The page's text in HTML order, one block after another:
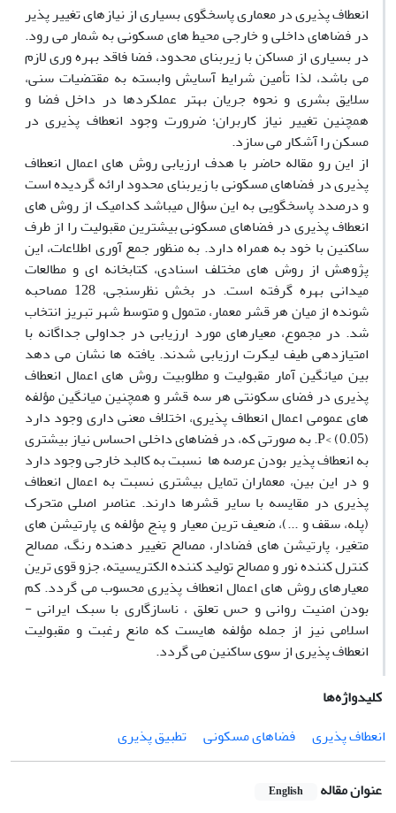
انعطاف پذیری در معماری پاسخگوی بسیاری از نیازهای تغییر پذیر
در فضاهای داخلی و خارجی محیط های مسکونی به شمار می رود.
در بسیاری از مساکن با زیربنای محدود، فضا فاقد بهره وری لازم
می باشد، لذا تأمین شرایط آسایش وابسته به مقتضیات سنی،
سلایق بشری و نحوه جریان بهتر عملکردها در داخل فضا و
همچنین تغییر نیاز کاربران؛ ضرورت وجود انعطاف پذیری در
مسکن را آشکار می سازد.
از این رو مقاله حاضر با هدف ارزیابی روش های اعمال انعطاف
پذیری در فضاهای مسکونی با زیربنای محدود ارائه گردیده است
و درصدد پاسخگویی به این سؤال میباشد کدامیک از روش های
انعطاف پذیری در فضاهای مسکونی بیشترین مقبولیت را از طرف
ساکنین با خود به همراه دارد. به منظور جمع آوری اطلاعات، این
پژوهش از روش های مختلف اسنادی، کتابخانه ای و مطالعات
میدانی بهره گرفته است. در بخش نظرسنجی، 128 مصاحبه
شونده از میان هر قشر معمار، متمول و متوسط شهر تبریز انتخاب
شد. در مجموع، معیارهای مورد ارزیابی در جداولی جداگانه با
امتیازدهی طیف لیکرت ارزیابی شدند. یافته ها نشان می دهد
بین میانگین آمار مقبولیت و مطلوبیت روش های اعمال انعطاف
پذیری در فضای سکونتی هر سه قشر و همچنین میانگین مؤلفه
های عمومی اعمال انعطاف پذیری، اختلاف معنی داری وجود دارد
(0.05) >P. به صورتی که، در فضاهای داخلی احساس نیاز بیشتری
به انعطاف پذیر بودن عرصه ها نسبت به کالبد خارجی وجود دارد
و در این بین، معماران تمایل بیشتری نسبت به اعمال انعطاف
پذیری در مقایسه با سایر قشرها دارند. عناصر اصلی متحرک
(پله، سقف و ...)، ضعیف ترین معیار و پنج مؤلفه ی پارتیشن های
متغیر، پارتیشن های فضادار، مصالح تغییر دهنده رنگ، مصالح
کنترل کننده نور و مصالح تولید کننده الکتریسیته، جزو قوی ترین
معیارهای روش های اعمال انعطاف پذیری محسوب می گردد. کم
بودن امنیت روانی و حس تعلق ، ناسازگاری با سبک ایرانی -
اسلامی نیز از جمله مؤلفه هایست که مانع رغبت و مقبولیت
انعطاف پذیری از سوی ساکنین می گردد.
کلیدواژه‌ها
انعطاف پذیری
فضاهای مسکونی تطبیق پذیری
عنوان مقاله English